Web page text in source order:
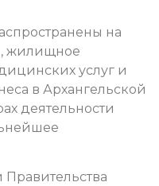
на
жилищное
услуг и
в Архангельской
деятельности
Правительства